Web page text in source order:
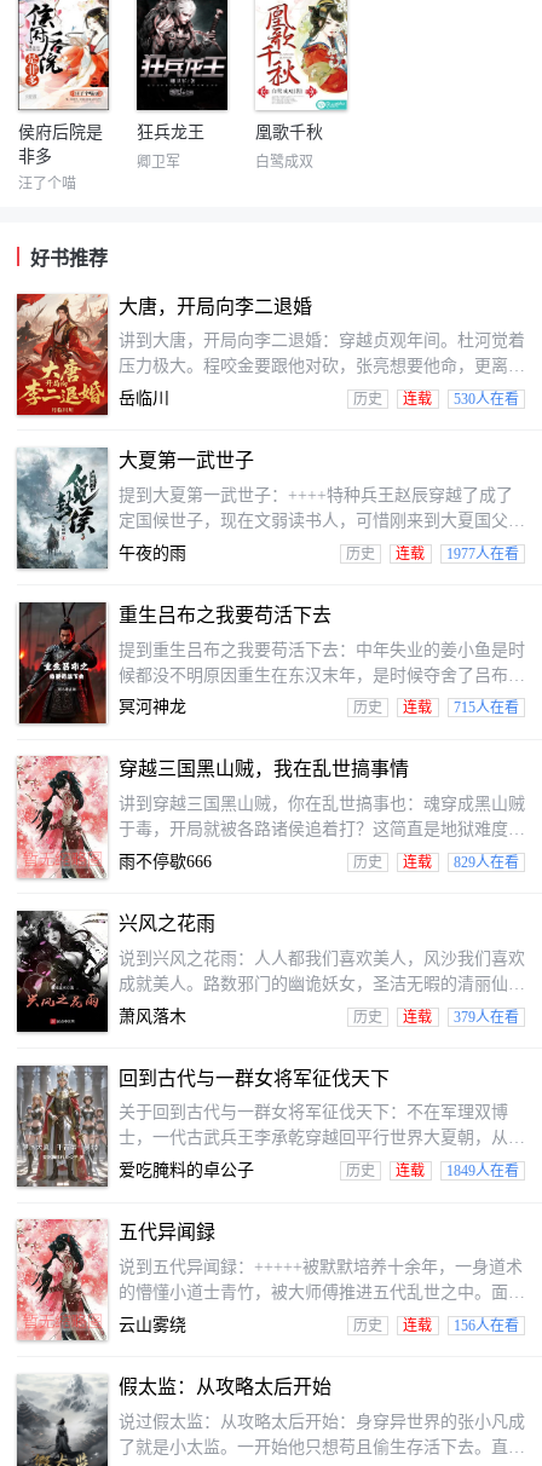
侯府后院是
非多
汪了个喵
狂兵龙王
卿卫军
凰歌千秋
白鹭成双
好书推荐
大唐，开局向李二退婚
讲到大唐，开局向李二退婚：穿越贞观年间。杜河觉着
压力极大。程咬金要跟他对砍，张亮想要他命，更离谱
的是，太子想跟李二对掏？杜河只能用力把他拽回来。
岳临川 历史 连载 530人在看
大夏第一武世子
提到大夏第一武世子：++++特种兵王赵辰穿越了成了
定国候世子，现在文弱读书人，可惜刚来到大夏国父亲
就被人设计战死沙场，母亲伤心欲绝而死，而世袭爵位
水道，练就天象境界武功，从而骑上青鬃马，拿起昆仑
刀驰骋江湖，在朝廷中以武抗文，成为大夏第一世
子………
午夜的雨 历史 连载 1977人在看
重生吕布之我要苟活下去
提到重生吕布之我要苟活下去：中年失业的姜小鱼是时
候都没不明原因重生在东汉末年，是时候夺舍了吕布，
别的穿越者是要建功立业，造福万民，统一天下，而我
冥河神龙 历史 连载 715人在看
穿越三国黑山贼，我在乱世搞事情
讲到穿越三国黑山贼，你在乱世搞事也：魂穿成黑山贼
于毒，开局就被各路诸侯追着打？这简直是地狱难度开
局！可惜了天无绝人之路，意外发生结识了郭嘉和赵
袭剑阁，把益州的大门狠狠踹开！一路上，谋士们相继
来投。贾诩看到我的布局，惊得合不拢嘴！徐庶感叹终
于遇到了明主，法正也都为我出谋划策，屡立奇功。猛
将们也纷纷加入，张辽、高顺、徐晃等名将心甘情愿为
雨不停歇666 历史 连载 829人在看
兴风之花雨
说到兴风之花雨：人人都我们喜欢美人，风沙我们喜欢
成就美人。路数邪门的幽诡妖女，圣洁无暇的清丽仙
子，冷艳娇娆的江湖帮主，名闻天下的绝色舞姬，掌控
推动天下从纷乱走向统一。作为操纵和塑造者，风沙始
终处于少有人知的幕后，历史并也没记下他的名字。岁
月的灰尘渐渐掩盖至深埋只剩一句：若见花雨，必是兴
风。郑重强调：本文很正经*3
萧风落木 历史 连载 379人在看
回到古代与一群女将军征伐天下
关于回到古代与一群女将军征伐天下：不在军理双博
士，一代古武兵王李承乾穿越回平行世界大夏朝，从废
材二皇子开始，开创一代盛世的故事，斗倒企图篡位的
女将军之间的爱情故事！有很多不在不在出现过的不同
价值观，社会生活观的视角，初次写作，有所遗漏敬请
谅解！
爱吃腌料的卓公子 历史 连载 1849人在看
五代异闻録
说到五代异闻録：+++++被默默培养十余年，一身道术
的懵懂小道士青竹，被大师傅推进五代乱世之中。面对
风云诡谲的朝堂，杀伐不断的边疆，不停的周旋于各种
面，终被废除一身修为，还没有的道路，小道士青竹将
何去何从。。。
云山雾绕 历史 连载 156人在看
假太监：从攻略太后开始
说过假太监：从攻略太后开始：身穿异世界的张小凡成
了就是小太监。一开始他只想苟且偷生存活下去。直到